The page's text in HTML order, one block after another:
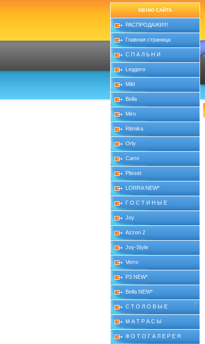
МЕНЮ САЙТА
РАСПРОДАЖИ!!!
Главная страница
С П А Л Ь Н И
Leggero
Mild
Bella
Miro
Ritmika
Orly
Carre
Plisset
LORRA NEW*
Г О С Т И Н Ы Е
Joy
Azzon 2
Joy-Style
Verro
P3 NEW*
Bella NEW*
С Т О Л О В Ы Е
М А Т Р А С Ы
Ф О Т О Г А Л Е Р Е Я